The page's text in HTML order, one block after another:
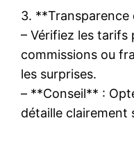
3. **Transparence
– Vérifiez les tarifs
commissions ou
les surprises.
– **Conseil** :
détaille clairement